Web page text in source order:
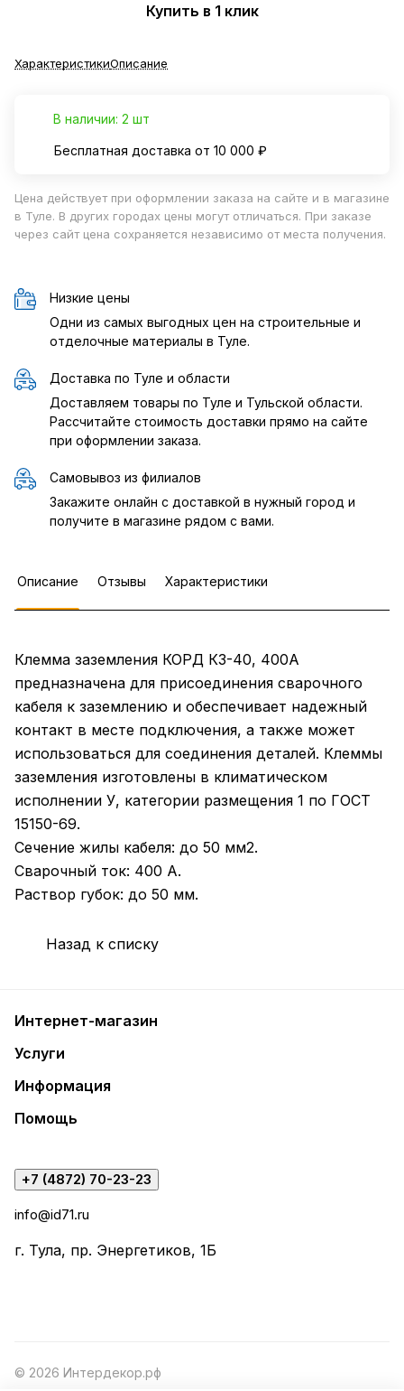
Купить в 1 клик
ХарактеристикиОписание
В наличии: 2 шт
Бесплатная доставка от 10 000 ₽
Цена действует при оформлении заказа на сайте и в магазине
в Туле. В других городах цены могут отличаться. При заказе
через сайт цена сохраняется независимо от места получения.
Низкие цены
Одни из самых выгодных цен на строительные и
отделочные материалы в Туле.
Доставка по Туле и области
Доставляем товары по Туле и Тульской области.
Рассчитайте стоимость доставки прямо на сайте
при оформлении заказа.
Самовывоз из филиалов
Закажите онлайн с доставкой в нужный город и
получите в магазине рядом с вами.
Описание Отзывы Характеристики
Клемма заземления КОРД КЗ-40, 400А
предназначена для присоединения сварочного
кабеля к заземлению и обеспечивает надежный
контакт в месте подключения, а также может
использоваться для соединения деталей. Клеммы
заземления изготовлены в климатическом
исполнении У, категории размещения 1 по ГОСТ
15150-69.
Сечение жилы кабеля: до 50 мм2.
Сварочный ток: 400 А.
Раствор губок: до 50 мм.
Назад к списку
Интернет-магазин
Услуги
Информация
Помощь
+7 (4872) 70-23-23
info@id71.ru
г. Тула, пр. Энергетиков, 1Б
© 2026 Интердекор.рф